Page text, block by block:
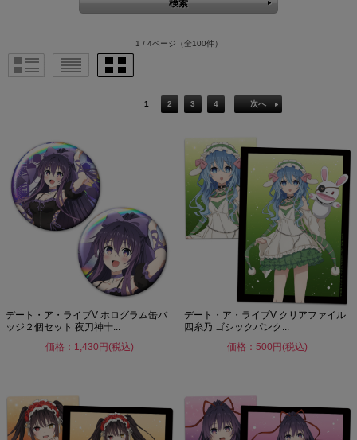
1 / 4ページ （全100件）
1 2 3 4 次へ
デート・ア・ライブV ホログラム缶バ
ッジ２個セット 夜刀神十...
価格：1,430円(税込)
デート・ア・ライブV クリアファイル
四糸乃 ゴシックパンク...
価格：500円(税込)